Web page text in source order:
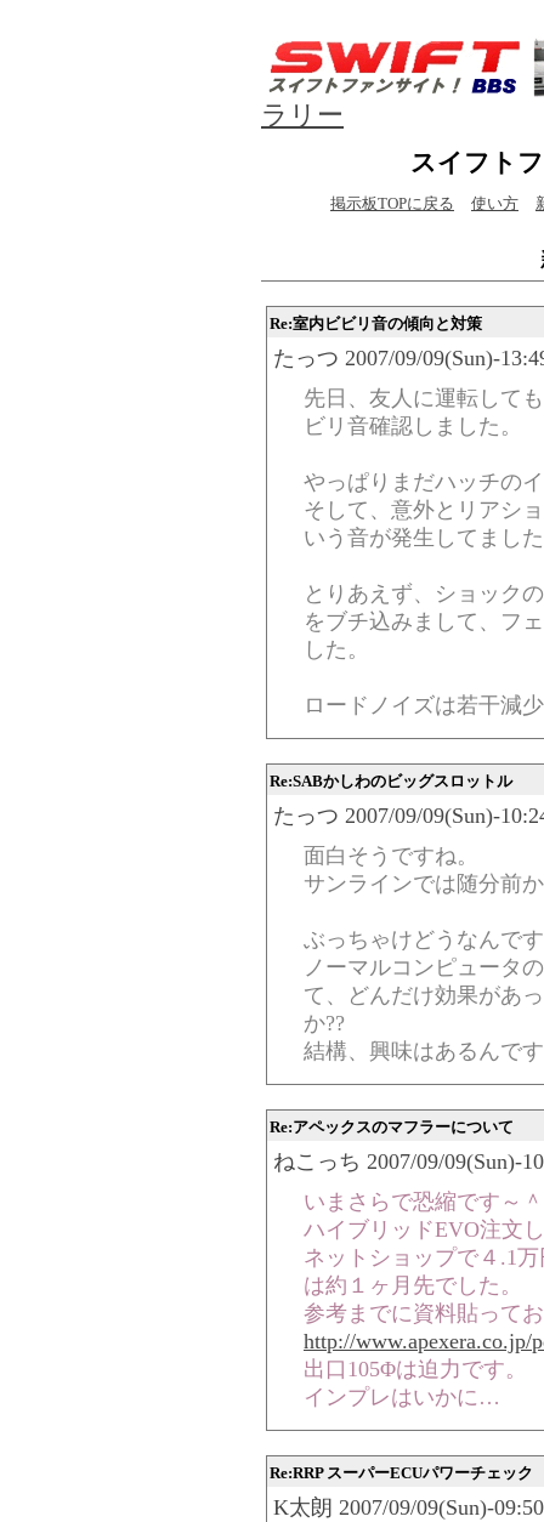
ラリー
スイフト
掲示板TOPに戻る 使い方
Re:室内ビビリ音の傾向と対策
たっつ 2007/09/09(Sun)-
先日、友人に運転して
ビリ音確認しました。
やっぱりまだハッチの
そして、意外とリアシ
いう音が発生してまし
とりあえず、ショック
をブチ込みまして、フ
した。
ロードノイズは若干減
Re:SABかしわのビッグスロットル
たっつ 2007/09/09(Sun)-
面白そうですね。
サンラインでは随分前
ぶっちゃけどうなんで
ノーマルコンピュータ
て、どんだけ効果があ
か??
結構、興味はあるんで
Re:アペックスのマフラーについて
ねこっち 2007/09/09(Sun)-
いまさらで恐縮です～
ハイブリッドEVO注文
ネットショップで４.1
は約１ヶ月先でした。
参考までに資料貼って
http://www.apexera.co.jp/
出口105Φは迫力です。
インプレはいかに…
Re:RRP スーパーECUパワーチェック
K太朗 2007/09/09(Sun)-